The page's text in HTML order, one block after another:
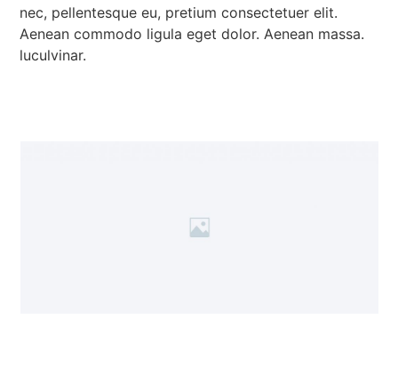
nec, pellentesque eu, pretium consectetuer elit.
Aenean commodo ligula eget dolor. Aenean massa.
luculvinar.